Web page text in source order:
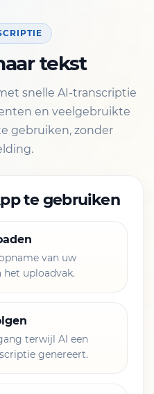
tekst
snelle AI-transcriptie
en veelgebruikte
gebruiken, zonder
te gebruiken
van uw
het uploadvak.
terwijl AI een
genereert.